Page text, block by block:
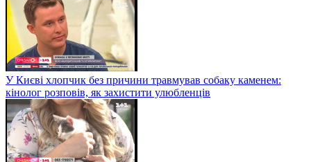
У Києві хлопчик без причини травмував собаку каменем:
кінолог розповів, як захистити улюбленців